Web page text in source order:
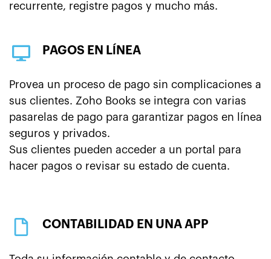
recurrente, registre pagos y mucho más.
PAGOS EN LÍNEA
Provea un proceso de pago sin complicaciones a
sus clientes. Zoho Books se integra con varias
pasarelas de pago para garantizar pagos en línea
seguros y privados.
Sus clientes pueden acceder a un portal para
hacer pagos o revisar su estado de cuenta.
CONTABILIDAD EN UNA APP